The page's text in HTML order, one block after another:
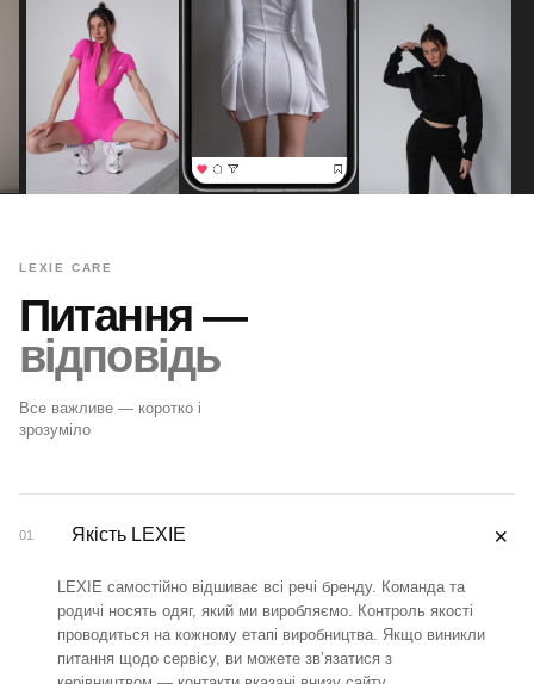
LEXIE CARE
Питання —
відповідь
Все важливе — коротко і
зрозуміло
01 Якість LEXIE ＋
LEXIE самостійно відшиває всі речі бренду. Команда та
родичі носять одяг, який ми виробляємо. Контроль якості
проводиться на кожному етапі виробництва. Якщо виникли
питання щодо сервісу, ви можете зв’язатися з